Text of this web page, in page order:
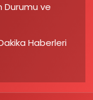
Durumu ve
Haberleri